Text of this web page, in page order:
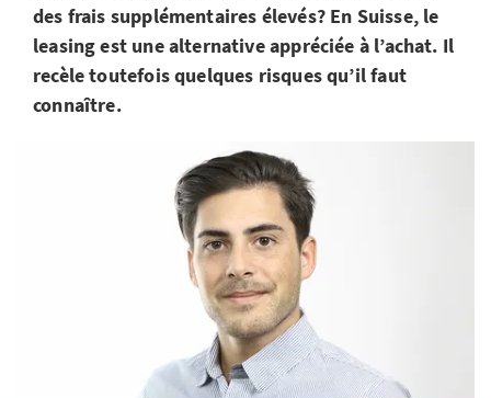
des frais supplémentaires élevés? En Suisse, le
leasing est une alternative appréciée à l’achat. Il
recèle toutefois quelques risques qu’il faut
connaître.